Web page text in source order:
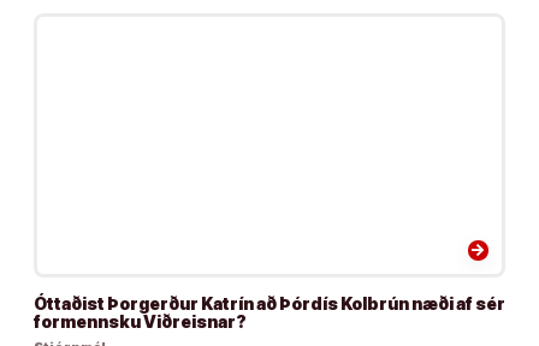
arrow_forward
Óttaðist Þorgerður Katrín að Þórdís Kolbrún næði af sér
formennsku Viðreisnar?